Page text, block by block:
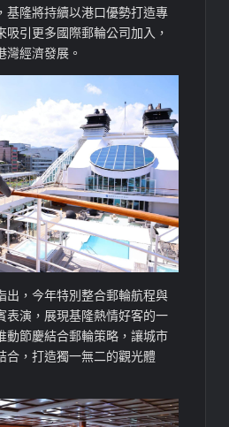
基隆將持續以港口優勢打造專
吸引更多國際郵輪公司加入，
灣經濟發展。
出，今年特別整合郵輪航程與
表演，展現基隆熱情好客的一
動節慶結合郵輪策略，讓城市
合，打造獨一無二的觀光體